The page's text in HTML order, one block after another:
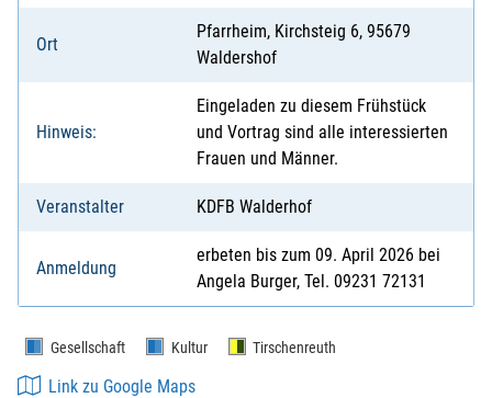
Ort
Pfarrheim, Kirchsteig 6, 95679
Waldershof
Hinweis:
Eingeladen zu diesem Frühstück
und Vortrag sind alle interessierten
Frauen und Männer.
Veranstalter KDFB Walderhof
Anmeldung
erbeten bis zum 09. April 2026 bei
Angela Burger, Tel. 09231 72131
Gesellschaft Kultur Tirschenreuth
Link zu Google Maps